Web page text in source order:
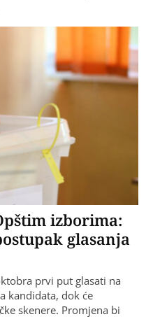
izborima:
glasanja
prvi put glasati na
kandidata, dok će
skenere. Promjena bi